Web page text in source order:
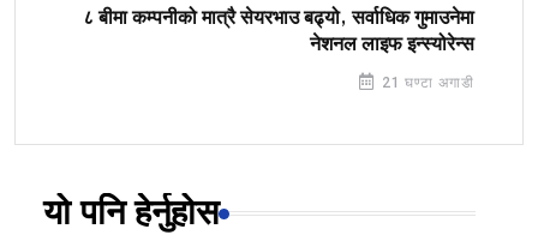
८ बीमा कम्पनीको मात्रै सेयरभाउ बढ्यो, सर्वाधिक गुमाउनेमा
नेशनल लाइफ इन्स्योरेन्स
21 घण्टा अगाडी
यो पनि हेर्नुहोस